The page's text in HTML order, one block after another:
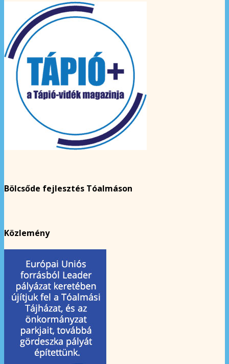
Bölcsőde fejlesztés Tóalmáson
Közlemény